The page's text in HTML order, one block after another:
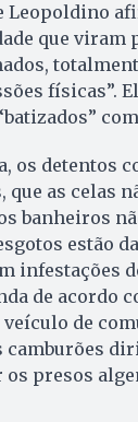
Leopoldino
que viram
físicas”.
os detentos
que as celas
banheiros
estão
infestações
de acordo
de
os presos